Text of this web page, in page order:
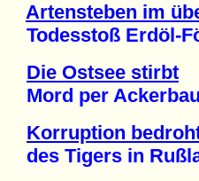
Artensteben im
Todesstoß Erdöl-
Die Ostsee stirbt
Mord per Ackerbau
Korruption
des Tigers in